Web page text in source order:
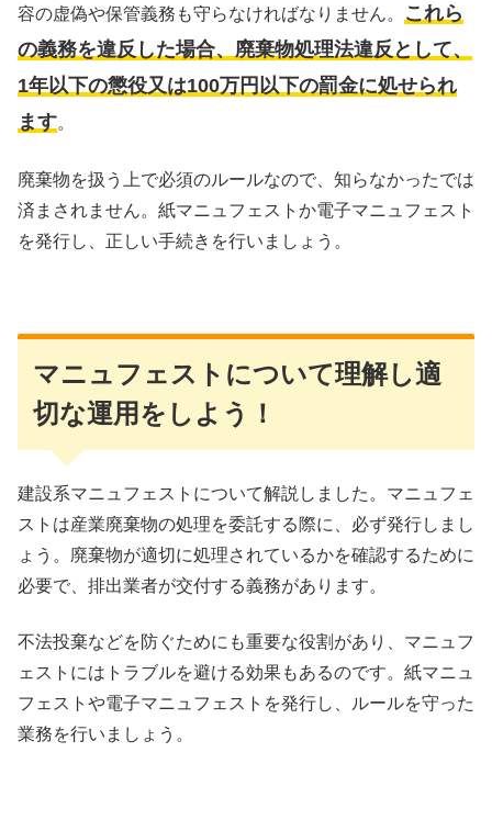
容の虚偽や保管義務も守らなければなりません。
これら
の義務を違反した場合、廃棄物処理法違反として、
1年以下の懲役又は100万円以下の罰金に処せられ
ます。
廃棄物を扱う上で必須のルールなので、知らなかったでは
済まされません。紙マニュフェストか電子マニュフェスト
を発行し、正しい手続きを行いましょう。
マニュフェストについて理解し適
切な運用をしよう！
建設系マニュフェストについて解説しました。マニュフェ
ストは産業廃棄物の処理を委託する際に、必ず発行しまし
ょう。廃棄物が適切に処理されているかを確認するために
必要で、排出業者が交付する義務があります。
不法投棄などを防ぐためにも重要な役割があり、マニュフ
ェストにはトラブルを避ける効果もあるのです。紙マニュ
フェストや電子マニュフェストを発行し、ルールを守った
業務を行いましょう。